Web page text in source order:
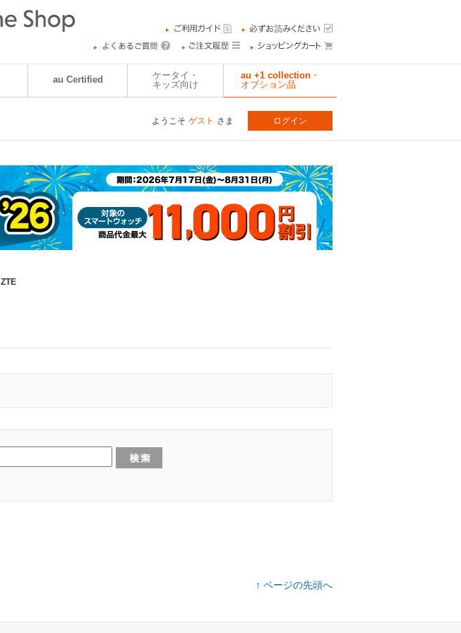
au Certified
ケータイ・
キッズ向け
au +1 collection・
オプション品
ようこそ ゲスト さま ログイン
ZTE
↑ ページの先頭へ